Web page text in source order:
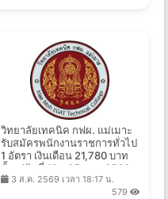
วิทยาลัยเทคนิค กฟผ. แม่เมาะ
รับสมัครพนักงานราชการทั่วไป
1 อัตรา เงินเดือน 21,780 บาท
ตั้งแต่วันที่ 19 - 25 ส.ค. 2569
3 ส.ค. 2569 เวลา 18:17 น.
579